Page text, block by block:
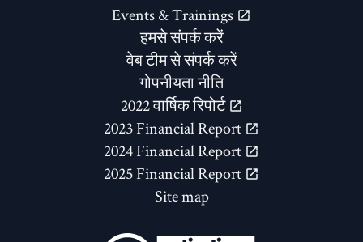
Events & Trainings
हमसे संपर्क करें
वेब टीम से संपर्क करें
गोपनीयता नीति
2022 वार्षिक रिपोर्ट
2023 Financial Report
2024 Financial Report
2025 Financial Report
Site map